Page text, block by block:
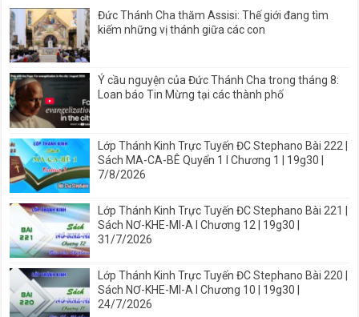
Đức Thánh Cha thăm Assisi: Thế giới đang tìm
kiếm những vị thánh giữa các con
Ý cầu nguyện của Đức Thánh Cha trong tháng 8:
Loan báo Tin Mừng tại các thành phố
Lớp Thánh Kinh Trực Tuyến ĐC Stephano Bài 222 |
Sách MA-CA-BÊ Quyển 1 I Chương 1 | 19g30 |
7/8/2026
Lớp Thánh Kinh Trực Tuyến ĐC Stephano Bài 221 |
Sách NƠ-KHE-MI-A I Chương 12 | 19g30 |
31/7/2026
Lớp Thánh Kinh Trực Tuyến ĐC Stephano Bài 220 |
Sách NƠ-KHE-MI-A I Chương 10 | 19g30 |
24/7/2026